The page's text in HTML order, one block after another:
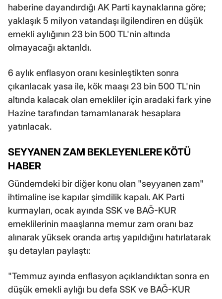
haberine dayandırdığı AK Parti kaynaklarına göre;
yaklaşık 5 milyon vatandaşı ilgilendiren en düşük
emekli aylığının 23 bin 500 TL'nin altında
olmayacağı aktarıldı.
6 aylık enflasyon oranı kesinleştikten sonra
çıkarılacak yasa ile, kök maaşı 23 bin 500 TL'nin
altında kalacak olan emekliler için aradaki fark yine
Hazine tarafından tamamlanarak hesaplara
yatırılacak.
SEYYANEN ZAM BEKLEYENLERE KÖTÜ
HABER
Gündemdeki bir diğer konu olan "seyyanen zam"
ihtimaline ise kapılar şimdilik kapalı. AK Parti
kurmayları, ocak ayında SSK ve BAĞ-KUR
emeklilerinin maaşlarına memur zam oranı baz
alınarak yüksek oranda artış yapıldığını hatırlatarak
şu detayları paylaştı:
"Temmuz ayında enflasyon açıklandıktan sonra en
düşük emekli aylığı bu defa SSK ve BAĞ-KUR